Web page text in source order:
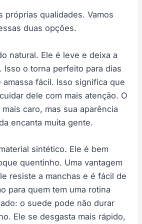
próprias qualidades. Vamos
duas opções.
natural. Ele é leve e deixa a
Isso o torna perfeito para dias
fácil. Isso significa que
dele com mais atenção. O
caro, mas sua aparência
encanta muita gente.
sintético. Ele é bem
quentinho. Uma vantagem
resiste a manchas e é fácil de
para quem tem uma rotina
o suede pode não durar
Ele se desgasta mais rápido,